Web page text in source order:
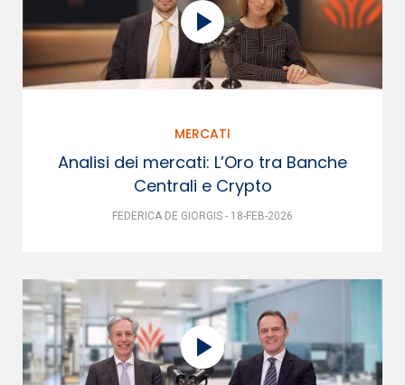
MERCATI
Analisi dei mercati: L’Oro tra Banche
Centrali e Crypto
FEDERICA DE GIORGIS - 18-FEB-2026